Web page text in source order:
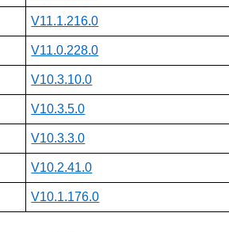
V11.1.216.0
V11.0.228.0
V10.3.10.0
V10.3.5.0
V10.3.3.0
V10.2.41.0
V10.1.176.0